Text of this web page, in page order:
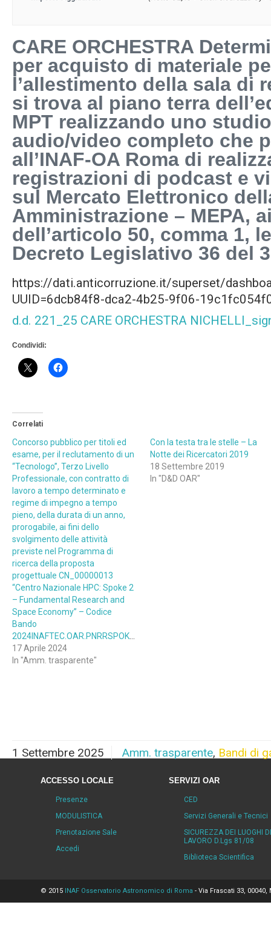
CARE ORCHESTRA
per acquisto di materiale
l’allestimento della sala di
si trova al piano terra
MPT realizzando uno
audio/video completo che
all’INAF-OA Roma di
registrazioni di podcast e
sul Mercato Elettronico
Amministrazione – MEPA,
dell’articolo 50, comma 1,
Decreto Legislativo 36 del
https://dati.anticorruzione.it/superset/
UUID=6dcb84f8-dca2-4b25-9f06-
d.d. 221_25 CARE ORCHESTRA
Condividi:
Correlati
Concorso pubblico per titoli ed
esame, per il reclutamento di un
“Tecnologo”, Terzo Livello
Professionale, con contratto di
lavoro a tempo determinato e
regime di impegno a tempo
pieno, della durata di un anno,
prorogabile, ai fini dello
svolgimento delle attività
previste nel Programma di
ricerca della proposta
progettuale CN_00000013
“Centro Nazionale HPC: Spoke 2
– Fundamental Research and
Space Economy” – Codice
Bando
17 Aprile 2024
In "Amm. trasparente"
Con la testa tra le stelle – La
Notte dei Ricercatori 2019
18 Settembre 2019
In "D&D OAR"
1 Settembre 2025 Amm. trasparente, Bandi di
ACCESSO LOCALE
Presenze
MODULISTICA
Prenotazione Sale
Accedi
SERVIZI OAR
CED
Servizi Generali e Tecnici
SICUREZZA DEI LUOGHI DI
LAVORO D.Lgs 81/08
Biblioteca Scientifica
© 2015 INAF Osservatorio Astronomico di Roma - Via Frascati 33,